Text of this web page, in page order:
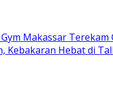
Makassar Terekam
Kebakaran Hebat di